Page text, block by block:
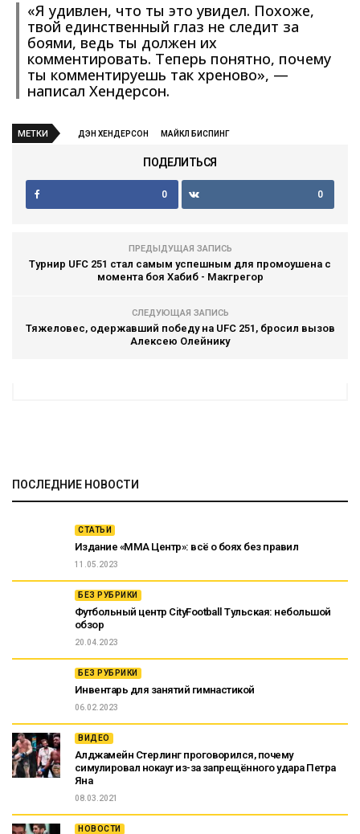
«Я удивлен, что ты это увидел. Похоже,
твой единственный глаз не следит за
боями, ведь ты должен их
комментировать. Теперь понятно, почему
ты комментируешь так хреново», —
написал Хендерсон.
МЕТКИ ДЭН ХЕНДЕРСОН МАЙКЛ БИСПИНГ
ПОДЕЛИТЬСЯ
0 0
ПРЕДЫДУЩАЯ ЗАПИСЬ
Турнир UFC 251 стал самым успешным для промоушена с
момента боя Хабиб - Макгрегор
СЛЕДУЮЩАЯ ЗАПИСЬ
Тяжеловес, одержавший победу на UFC 251, бросил вызов
Алексею Олейнику
ПОСЛЕДНИЕ НОВОСТИ
СТАТЬИ
Издание «ММА Центр»: всё о боях без правил
11.05.2023
БЕЗ РУБРИКИ
Футбольный центр CityFootball Тульская: небольшой
обзор
20.04.2023
БЕЗ РУБРИКИ
Инвентарь для занятий гимнастикой
06.02.2023
ВИДЕО
Алджамейн Стерлинг проговорился, почему
симулировал нокаут из-за запрещённого удара Петра
Яна
08.03.2021
НОВОСТИ